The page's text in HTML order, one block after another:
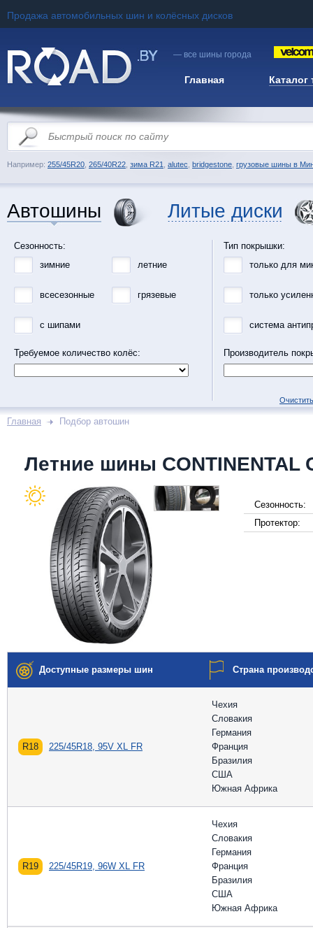
Продажа автомобильных шин и колёсных дисков
— все шины города
Главная Каталог
Например: 255/45R20 265/40R22 зима R21 alutec bridgestone грузовые шины в
Автошины Литые диски
Сезонность:
зимние
летние
всесезонные грязевые
с шипами
Требуемое количество колёс:
Тип покрышки:
только для
только
система
Производитель
Главная Подбор автошин
Летние шины CONTINENTAL
Сезонность:
Протектор:
Доступные размеры шин Страна
R18 225/45R18, 95V XL FR
Чехия
Словакия
Германия
Франция
Бразилия
США
Южная Африка
R19 225/45R19, 96W XL FR
Чехия
Словакия
Германия
Франция
Бразилия
США
Южная Африка